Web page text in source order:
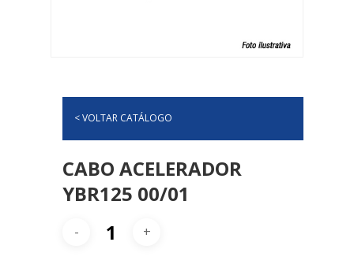
< VOLTAR CATÁLOGO
CABO ACELERADOR
YBR125 00/01